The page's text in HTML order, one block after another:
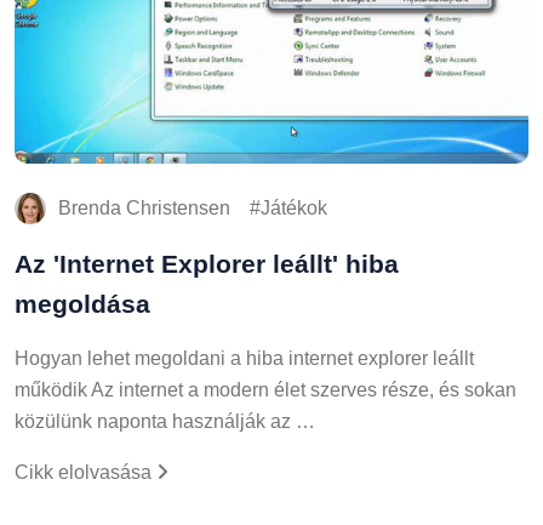
Brenda Christensen Játékok
Az 'Internet Explorer leállt' hiba
megoldása
Hogyan lehet megoldani a hiba internet explorer leállt
működik Az internet a modern élet szerves része, és sokan
közülünk naponta használják az …
Cikk elolvasása